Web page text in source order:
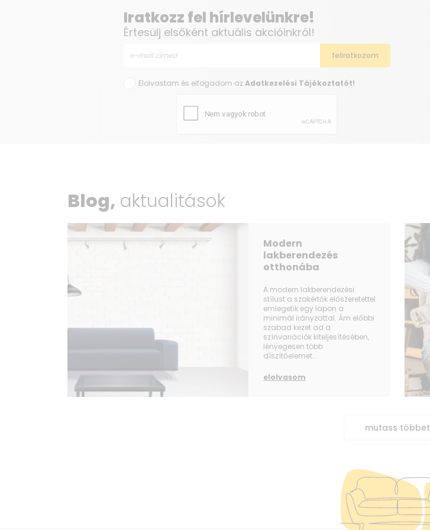
Iratkozz fel hírlevelünkre!
Értesülj elsőként aktuális akcióinkról!
Elolvastam és elfogadom azAdatkezelési Tájékoztatót!
Blog, aktualitások
Modern
lakberendezés
otthonába
A modern lakberendezési
stílust a szakértők előszeretettel
emlegetik egy lapon a
minimál irányzattal. Ám előbbi
szabad kezet ad a
színvariációk kiteljesítésében,
lényegesen több
díszítőelemet...
elolvasom
mutass többet